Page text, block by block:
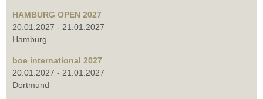
HAMBURG OPEN 2027
20.01.2027 - 21.01.2027
Hamburg
boe international 2027
20.01.2027 - 21.01.2027
Dortmund